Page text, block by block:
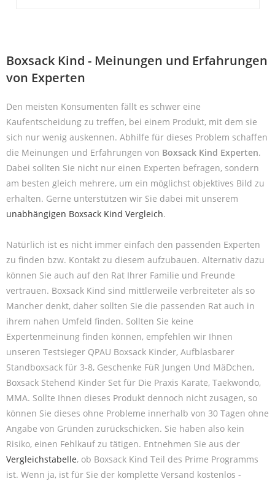
Boxsack Kind - Meinungen und Erfahrungen
von Experten
Den meisten Konsumenten fällt es schwer eine
Kaufentscheidung zu treffen, bei einem Produkt, mit dem sie
sich nur wenig auskennen. Abhilfe für dieses Problem schaffen
die Meinungen und Erfahrungen von Boxsack Kind Experten.
Dabei sollten Sie nicht nur einen Experten befragen, sondern
am besten gleich mehrere, um ein möglichst objektives Bild zu
erhalten. Gerne unterstützen wir Sie dabei mit unserem
unabhängigen Boxsack Kind Vergleich.
Natürlich ist es nicht immer einfach den passenden Experten
zu finden bzw. Kontakt zu diesem aufzubauen. Alternativ dazu
können Sie auch auf den Rat Ihrer Familie und Freunde
vertrauen. Boxsack Kind sind mittlerweile verbreiteter als so
Mancher denkt, daher sollten Sie die passenden Rat auch in
ihrem nahen Umfeld finden. Sollten Sie keine
Expertenmeinung finden können, empfehlen wir Ihnen
unseren Testsieger QPAU Boxsack Kinder, Aufblasbarer
Standboxsack für 3-8, Geschenke FüR Jungen Und MäDchen,
Boxsack Stehend Kinder Set für Die Praxis Karate, Taekwondo,
MMA. Sollte Ihnen dieses Produkt dennoch nicht zusagen, so
können Sie dieses ohne Probleme innerhalb von 30 Tagen ohne
Angabe von Gründen zurückschicken. Sie haben also kein
Risiko, einen Fehlkauf zu tätigen. Entnehmen Sie aus der
Vergleichstabelle, ob Boxsack Kind Teil des Prime Programms
ist. Wenn ja, ist für Sie der komplette Versand kostenlos -